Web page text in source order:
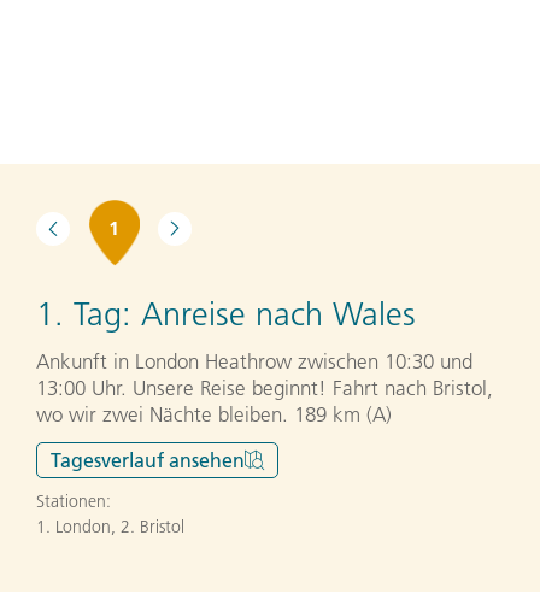
1
1. Tag: Anreise nach Wales
Ankunft in London Heathrow zwischen 10:30 und
13:00 Uhr. Unsere Reise beginnt! Fahrt nach Bristol,
wo wir zwei Nächte bleiben. 189 km (A)
Tagesverlauf ansehen
Stationen:
1. London, 2. Bristol